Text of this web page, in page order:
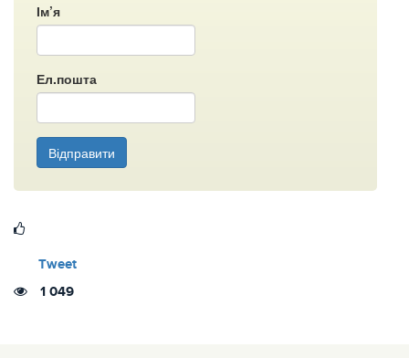
Ім’я
Ел.пошта
Відправити
Tweet
1 049